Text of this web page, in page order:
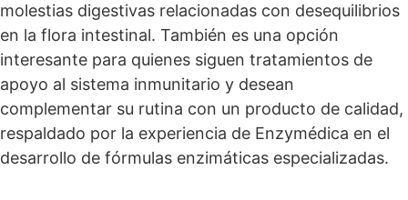
molestias digestivas relacionadas con desequilibrios
en la flora intestinal. También es una opción
interesante para quienes siguen tratamientos de
apoyo al sistema inmunitario y desean
complementar su rutina con un producto de calidad,
respaldado por la experiencia de Enzymédica en el
desarrollo de fórmulas enzimáticas especializadas.